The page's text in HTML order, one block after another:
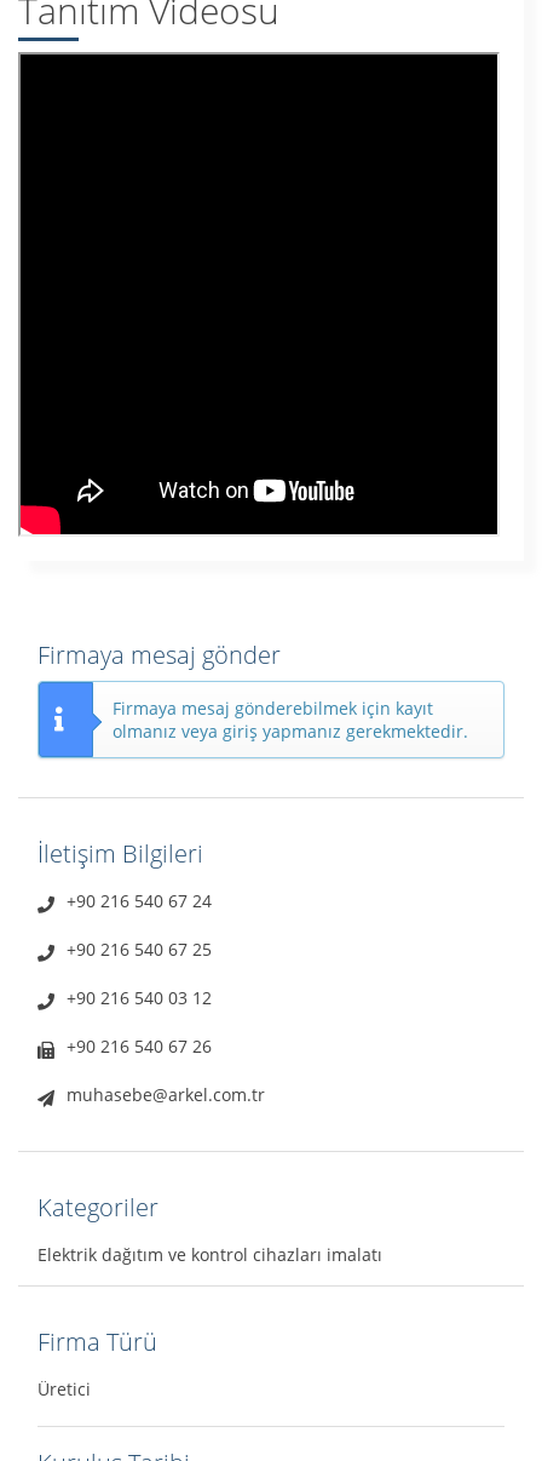
Tanıtım Videosu
Firmaya mesaj gönder
Firmaya mesaj gönderebilmek için kayıt
olmanız veya giriş yapmanız gerekmektedir.
İletişim Bilgileri
+90 216 540 67 24
+90 216 540 67 25
+90 216 540 03 12
+90 216 540 67 26
muhasebe@arkel.com.tr
Kategoriler
Elektrik dağıtım ve kontrol cihazları imalatı
Firma Türü
Üretici